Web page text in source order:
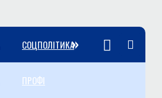
СОЦПОЛІТИКА
ПРОФІ
»